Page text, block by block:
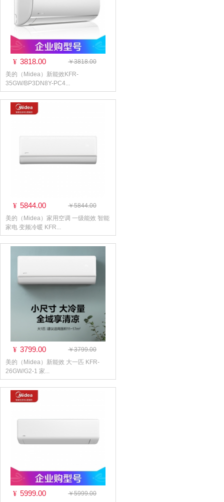
¥ 3818.00
￥3818.00
美的（Midea）新能效KFR-
35GW/BP3DN8Y-PC4...
¥ 5844.00
￥5844.00
美的（Midea）家用空调 一级能效 智能
家电 变频冷暖 KFR...
¥ 3799.00
￥3799.00
美的（Midea）新能效 大一匹 KFR-
26GW/G2-1 家...
¥ 5999.00
￥5999.00